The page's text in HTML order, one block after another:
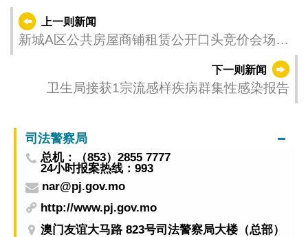
上一则新闻
新城A区公共房屋商铺租赁公开口头竞价会场规
下一则新闻
卫生局接获1宗流感样疾病群集性感染报告
司法警察局
总机：（853）2855 7777
24小时报案热线：993
nar@pj.gov.mo
http://www.pj.gov.mo
澳门友谊大马路 823号司法警察局大楼（总部）